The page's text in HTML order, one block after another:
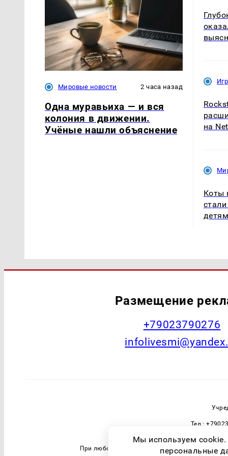
Мировые новости 2 часа назад
Одна муравьиха — и вся
колония в движении.
Учёные нашли объяснение
на
Коты
Размещение
+79023790276
Тел.:
При любом использовании материалов
Мы используем
персональные